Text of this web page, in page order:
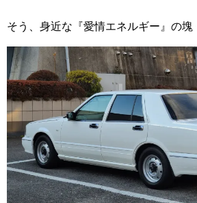
そう、身近な『愛情エネルギー』の塊